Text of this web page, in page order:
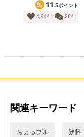
※予約商品は決済手段ご
了することがございま
発送日カレンダー
11.5ポイント
4,944
264
関連キーワード
ちょっプル 飲料